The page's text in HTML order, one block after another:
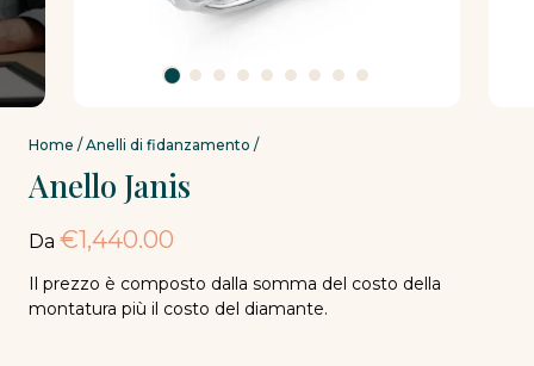
Home / Anelli di fidanzamento /
Anello Janis
Da €1,440.00
Il prezzo è composto dalla somma del costo della
montatura più il costo del diamante.